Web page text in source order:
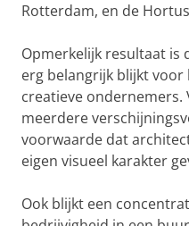
Rotterdam, en de
Opmerkelijk resultaat is
erg belangrijk blijkt voor
creatieve ondernemers.
meerdere
voorwaarde dat
eigen visueel karakter
Ook blijkt een